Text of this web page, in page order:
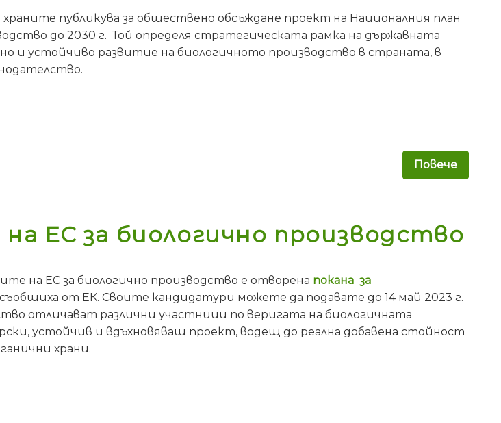
публикува за обществено обсъждане проект на Националния план
до 2030 г. Той определя стратегическата рамка на държавната
и устойчиво развитие на биологичното производство в страната, в
Повече
ЕС за биологично производство
на ЕС за биологично производство е отворена покана за
съобщиха от ЕК. Своите кандидатури можете да подавате до 14 май 2023 г.
отличават различни участници по веригата на биологичната
устойчив и вдъхновяващ проект, водещ до реална добавена стойност
храни.